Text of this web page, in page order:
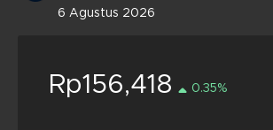
6 Agustus 2026
Rp156,418 0.35%